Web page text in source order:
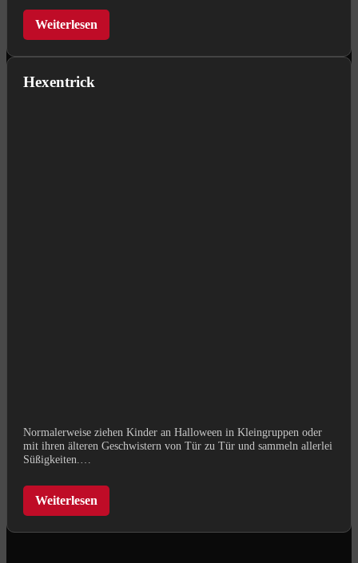
Weiterlesen
Hexentrick
Normalerweise ziehen Kinder an Halloween in Kleingruppen oder
mit ihren älteren Geschwistern von Tür zu Tür und sammeln allerlei
Süßigkeiten.…
Weiterlesen